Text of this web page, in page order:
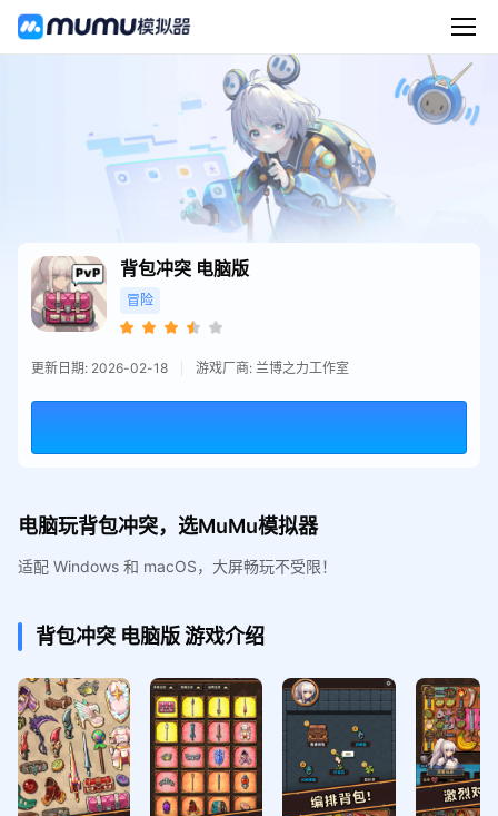
背包冲突 电脑版
冒险
更新日期: 2026-02-18 游戏厂商: 兰博之力工作室
电脑玩背包冲突，选MuMu模拟器
适配 Windows 和 macOS，大屏畅玩不受限！
背包冲突 电脑版游戏介绍